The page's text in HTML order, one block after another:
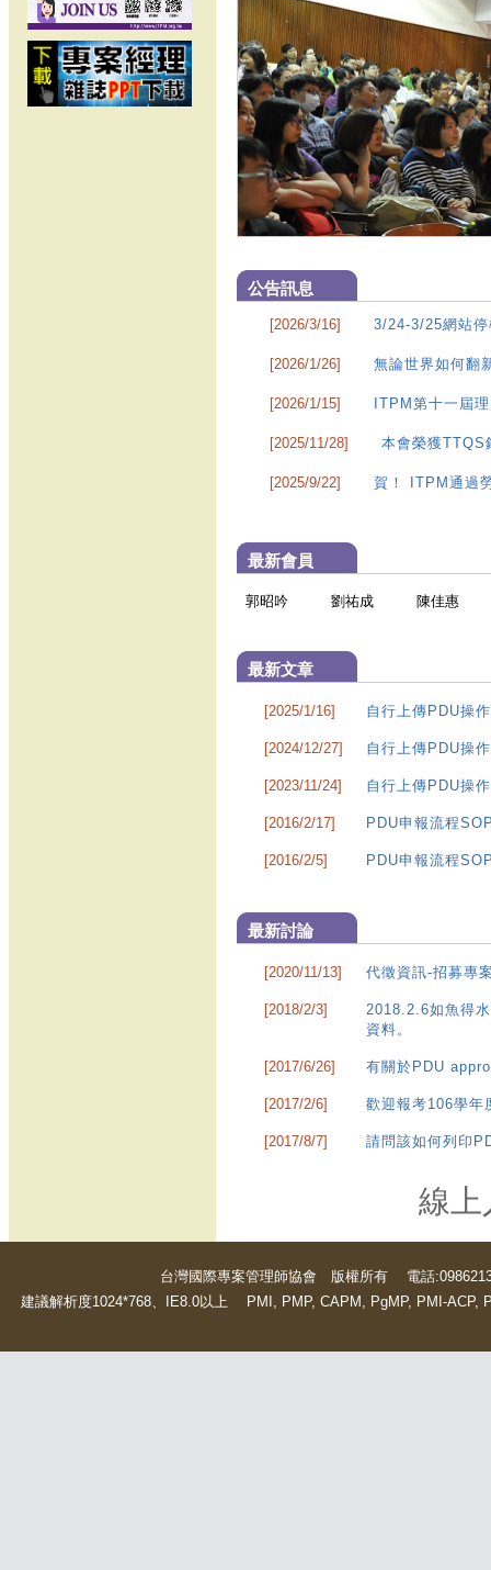
公告訊息
[2026/3/16] 3/24-3/25網站停
[2026/1/26] 無論世界如何翻
[2026/1/15] ITPM第十一屆
[2025/11/28] 本會榮獲TTQS
[2025/9/22] 賀！ ITPM通過
最新會員
郭昭吟 劉祐成 陳佳惠
最新文章
[2025/1/16] 自行上傳PDU操
[2024/12/27] 自行上傳PDU操
[2023/11/24] 自行上傳PDU操
[2016/2/17] PDU申報流程
[2016/2/5] PDU申報流程
最新討論
[2020/11/13] 代徵資訊-招募專
[2018/2/3]
2018.2.6如魚得
資料。
[2017/6/26] 有關於PDU
[2017/2/6] 歡迎報考106學年
[2017/8/7] 請問該如何列印
線上
台灣國際專案管理師協會 版權所有 電話
建議解析度1024*768、IE8.0以上 PMI, PMP, CAPM, PgMP, PMI-ACP,